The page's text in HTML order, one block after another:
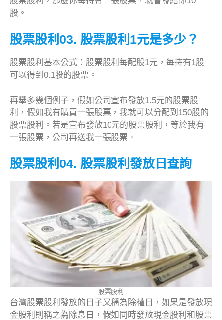
股。
股票股利03. 股票股利1元是多少？
股票股利基本公式：股票股利每配股1元，每持有1股
可以得到0.1股的股票。
再舉多幾個例子，假如公司宣布發放1.5元的股票股
利，假如我有購買一張股票，我就可以分配到150股的
股票股利。若是宣布發放10元的股票股利，等於我有
一張股票，公司再送我一張股票。
股票股利04. 股票股利發放日查詢
股票股利
台灣股票股利發放的日子又稱為除權日，如果是發放現
金股利則稱之為除息日，假如同時發放現金股利和股票